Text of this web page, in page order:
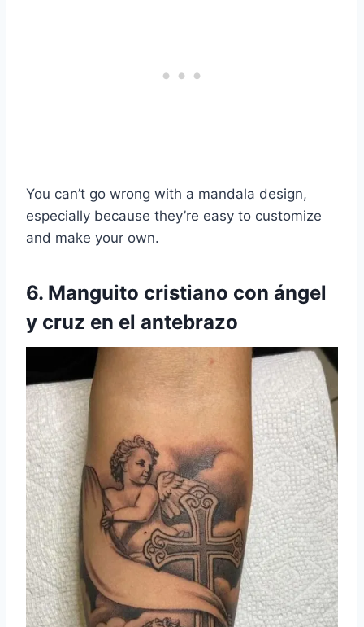
You can’t go wrong with a mandala design,
especially because they’re easy to customize
and make your own.
6. Manguito cristiano con ángel
y cruz en el antebrazo